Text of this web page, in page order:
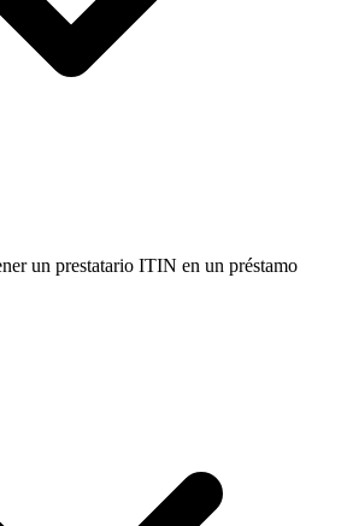
un prestatario ITIN en un préstamo